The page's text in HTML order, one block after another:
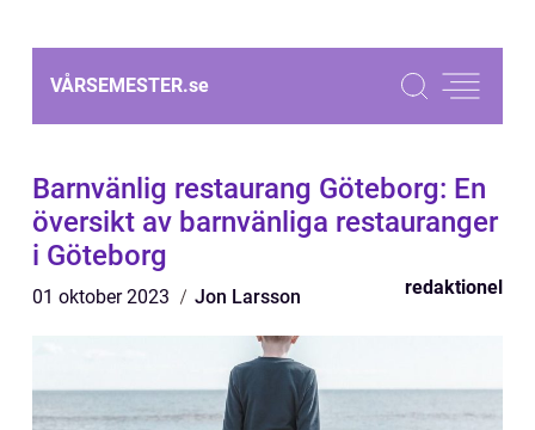
VÅRSEMESTER.se
Barnvänlig restaurang Göteborg: En
översikt av barnvänliga restauranger
i Göteborg
01 oktober 2023 Jon Larsson redaktionel